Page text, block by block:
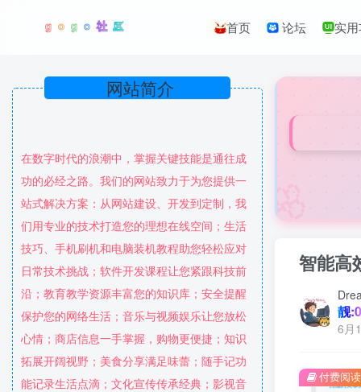
首页 论坛 实
在数字时代的浪潮中，掌握关键技能是通往成
功的必经之路。我们的网站致力于为您提供一
站式解决方案：从网站建设、开发到定制，我
们用专业的技术打造您的理想在线空间；生活
技巧、手机刷机和电脑装机教程助您轻松应对
日常技术挑战；软件开发课程让您紧跟科技前
沿；教育教学资源丰富您的知识库；安全提醒
保护您的网络生活；音乐与视频娱乐让您放松
心情；商店信息一手掌握，购物更便捷；知识
拓展开阔视野；美食分享满足味蕾；随手记功
能记录生活点滴；文化宣传传承经典；影视音
🌸
智能高
靓
6月
付费阅读